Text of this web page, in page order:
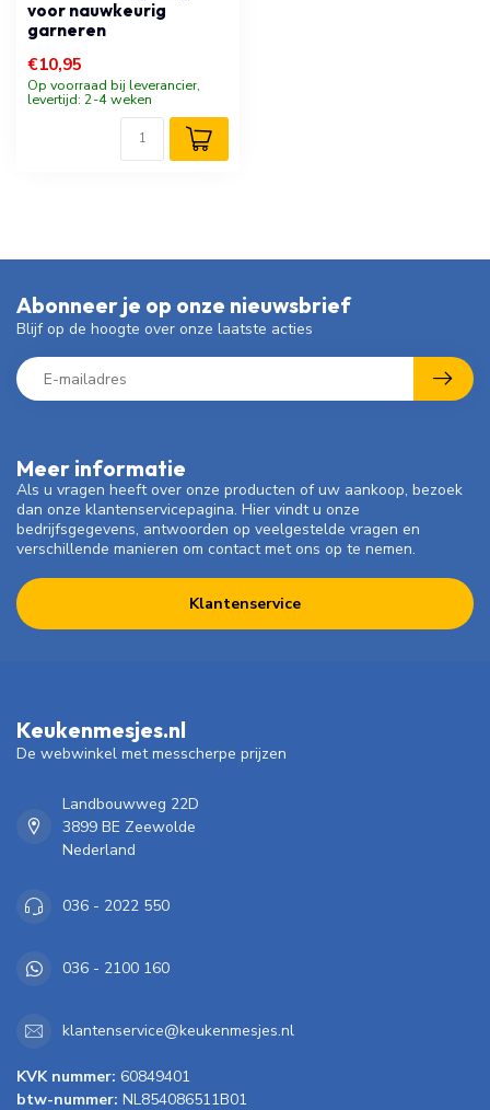
voor nauwkeurig
garneren
€10,95
Op voorraad bij leverancier,
levertijd: 2-4 weken
Meer informatie
Als u vragen heeft over onze producten of uw aankoop, bezoek
dan onze klantenservicepagina. Hier vindt u onze
bedrijfsgegevens, antwoorden op veelgestelde vragen en
verschillende manieren om contact met ons op te nemen.
Klantenservice
Abonneer je op onze nieuwsbrief
Blijf op de hoogte over onze laatste acties
Keukenmesjes.nl
De webwinkel met messcherpe prijzen
Landbouwweg 22D
3899 BE Zeewolde
Nederland
036 - 2022 550
036 - 2100 160
klantenservice@keukenmesjes.nl
KVK nummer: 60849401
btw-nummer: NL854086511B01